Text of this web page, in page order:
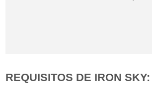
REQUISITOS DE IRON